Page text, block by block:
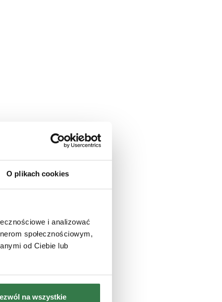
O plikach cookies
i analizować
społecznościowym,
od Ciebie lub
na wszystkie